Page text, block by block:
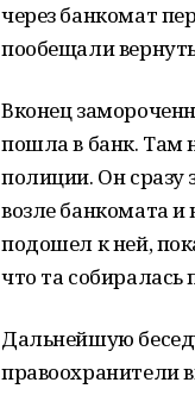
через банкомат
пообещали
Вконец
пошла в банк. Там
полиции. Он сразу
возле банкомата и
подошел к ней,
что та собиралась
Дальнейшую
правоохранители